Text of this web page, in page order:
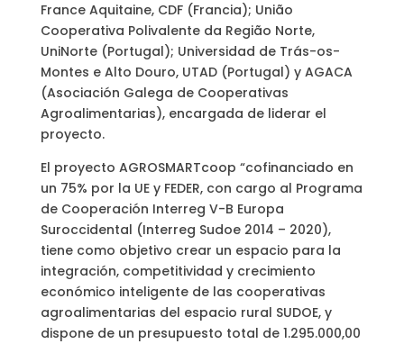
France Aquitaine, CDF (Francia); União
Cooperativa Polivalente da Região Norte,
UniNorte (Portugal); Universidad de Trás-os­
Montes e Alto Douro, UTAD (Portugal) y AGACA
(Asociación Galega de Cooperativas
Agroalimentarias), encargada de liderar el
proyecto.
El proyecto AGROSMARTcoop “cofinanciado en
un 75% por la UE y FEDER, con cargo al Programa
de Cooperación Interreg V-B Europa
Suroccidental (Interreg Sudoe 2014 – 2020),
tiene como objetivo crear un espacio para la
integración, competitividad y crecimiento
económico inteligente de las cooperativas
agroalimentarias del espacio rural SUDOE, y
dispone de un presupuesto total de 1.295.000,00